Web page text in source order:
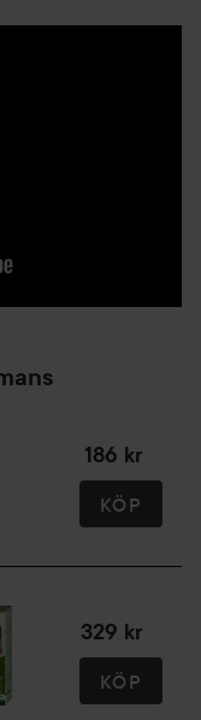
minuter
passar även för
hår
och intensitet och
186 kr
KÖP
329 kr
KÖP